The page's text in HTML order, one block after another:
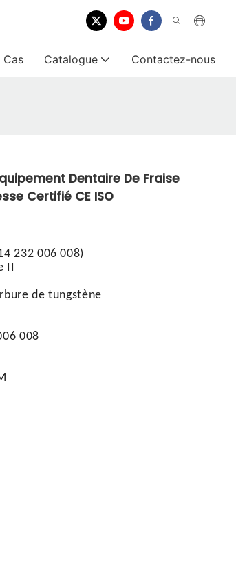
Cas Catalogue Contactez-nous
Dentaire De Fraise
Certifié CE ISO
232 006 008)
II
de tungstène
008